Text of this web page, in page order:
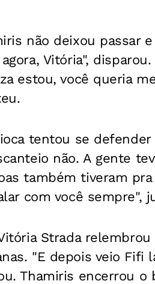
não deixou passar
Vitória",
estou, você queria
tentou se
não. A gente
também tiveram
com você sempre",
Strada relembrou
"E depois veio Fifi
Thamiris encerrou